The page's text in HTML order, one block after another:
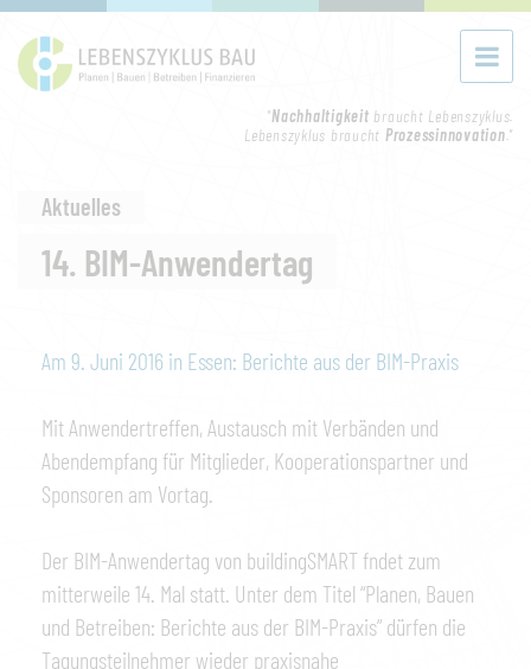
"Nachhaltigkeit braucht Lebenszyklus.
Lebenszyklus braucht Prozessinnovation."
Aktuelles
14. BIM-Anwendertag
Am 9. Juni 2016 in Essen: Berichte aus der BIM-Praxis
Mit Anwendertreffen, Austausch mit Verbänden und
Abendempfang für Mitglieder, Kooperationspartner und
Sponsoren am Vortag.
Der BIM-Anwendertag von buildingSMART fndet zum
mitterweile 14. Mal statt. Unter dem Titel “Planen, Bauen
und Betreiben: Berichte aus der BIM-Praxis” dürfen die
Tagungsteilnehmer wieder praxisnahe